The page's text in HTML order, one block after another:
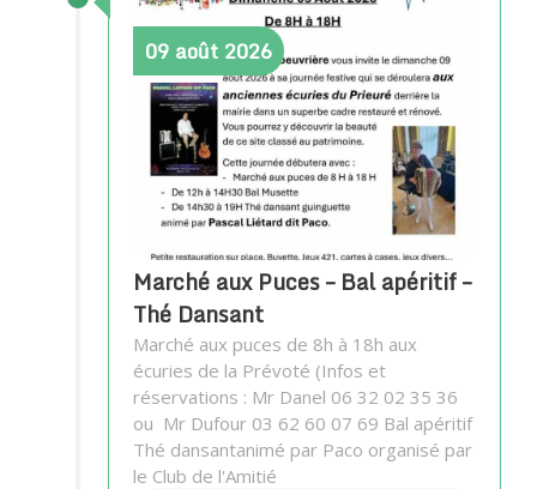
09 août 2026
Marché aux Puces – Bal apéritif –
Thé Dansant
Marché aux puces de 8h à 18h aux
écuries de la Prévoté (Infos et
réservations : Mr Danel 06 32 02 35 36
ou Mr Dufour 03 62 60 07 69 Bal apéritif
Thé dansantanimé par Paco organisé par
le Club de l'Amitié